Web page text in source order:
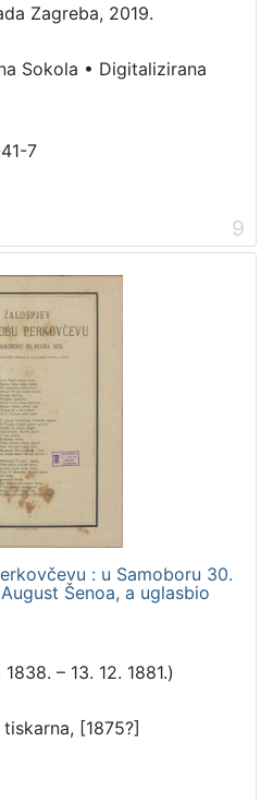
Zagreba, 2019.
Sokola • Digitalizirana
7
9
: u Samoboru 30.
Šenoa, a uglasbio
– 13. 12. 1881.)
[1875?]